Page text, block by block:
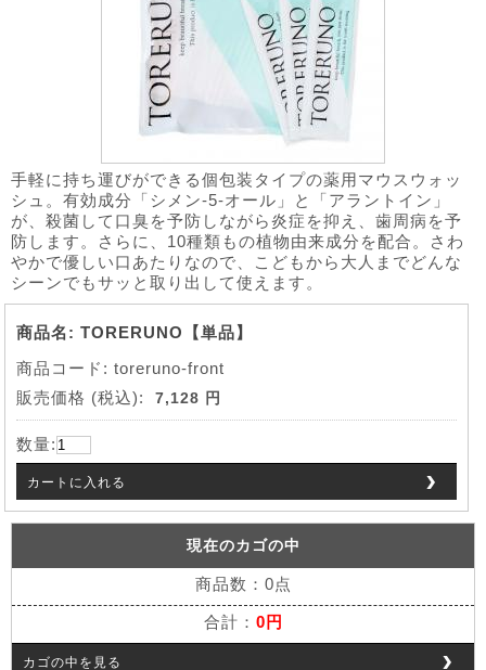
手軽に持ち運びができる個包装タイプの薬用マウスウォッ
シュ。有効成分「シメン-5-オール」と「アラントイン」
が、殺菌して口臭を予防しながら炎症を抑え、歯周病を予
防します。さらに、10種類もの植物由来成分を配合。さわ
やかで優しい口あたりなので、こどもから大人までどんな
シーンでもサッと取り出して使えます。
商品名: TORERUNO【単品】
商品コード: toreruno-front
販売価格 (税込): 7,128 円
数量:
カートに入れる
現在のカゴの中
商品数：0点
合計： 0円
カゴの中を見る